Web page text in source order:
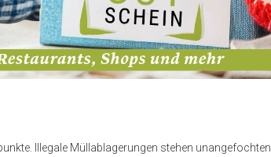
Illegale Müllablagerungen stehen unangefochten